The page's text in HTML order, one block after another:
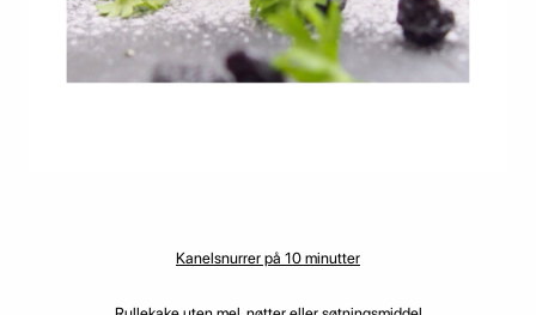
Kanelsnurrer på 10 minutter